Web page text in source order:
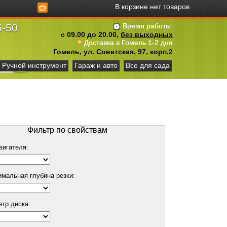
В корзине нет товаров
Время работы:
с 09.00 до 20.00, без выходных
Доставка в Гомель 1-2 дня
Гомель, ул. Советская, 97, корп.2
50
Ручной инструмент Гараж и авто Все для сада
Фильтр по свойствам
глубина резки:
диска: